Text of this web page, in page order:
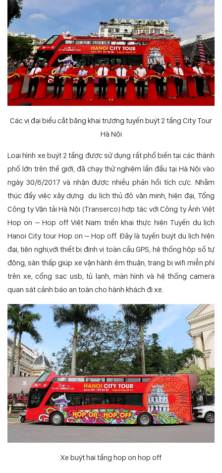
Các vị đại biểu cắt băng khai trương tuyến buýt 2 tầng City Tour
Hà Nội
Loại hình xe buýt 2 tầng được sử dụng rất phổ biến tại các thành
phố lớn trên thế giới, đã chạy thử nghiệm lần đầu tại Hà Nội vào
ngày 30/6/2017 và nhận được nhiều phản hồi tích cực. Nhằm
thúc đẩy việc xây dựng du lịch thủ đô văn minh, hiện đại, Tổng
Công ty Vận tải Hà Nội (Transerco) hợp tác với Công ty Ảnh Việt
Hop on – Hop off Việt Nam triển khai thực hiện Tuyến du lịch
Hanoi City tour Hop on – Hop off. Đây là tuyến buýt du lịch hiện
đại, tiện nghi,với thiết bị định vị toàn cầu GPS, hệ thống hộp số tự
động, sàn thấp giúp xe vận hành êm thuận, trang bị wifi miễn phí
trên xe, cổng sạc usb, tủ lạnh, màn hình và hệ thống camera
quan sát cảnh báo an toàn cho hành khách đi xe.
Xe buýt hai tầng hop on hop off